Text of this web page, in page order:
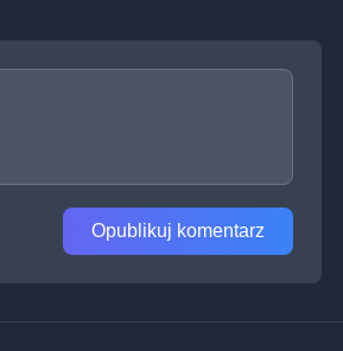
Opublikuj komentarz